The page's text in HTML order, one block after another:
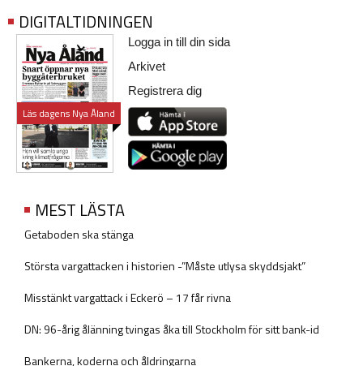
DIGITALTIDNINGEN
Läs dagens Nya Åland
Logga in till din sida
Arkivet
Registrera dig
MEST LÄSTA
Getaboden ska stänga
Största vargattacken i historien -”Måste utlysa skyddsjakt”
Misstänkt vargattack i Eckerö – 17 får rivna
DN: 96-årig ålänning tvingas åka till Stockholm för sitt bank-id
Bankerna, koderna och åldringarna